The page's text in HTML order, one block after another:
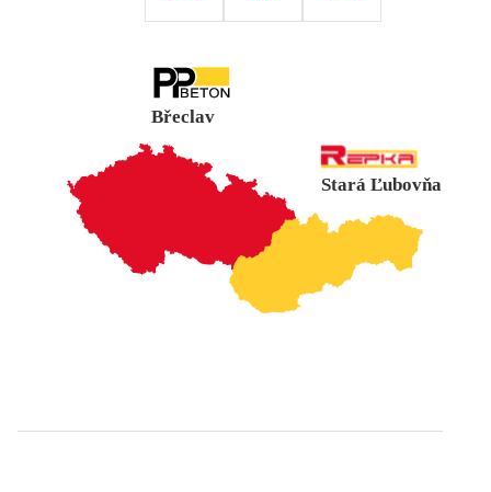
Stará Ľubovňa
Břeclav